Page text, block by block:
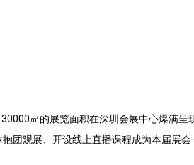
㎡的展览面积在深圳会展中心爆满呈
团观展、开设线上直播课程成为本届展会